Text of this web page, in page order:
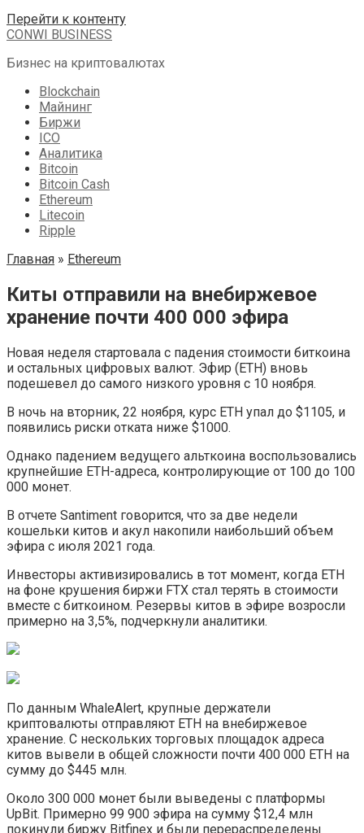
Перейти к контенту
CONWI BUSINESS
Бизнес на криптовалютах
Blockchain
Майнинг
Биржи
ICO
Аналитика
Bitcoin
Bitcoin Cash
Ethereum
Litecoin
Ripple
Главная » Ethereum
Киты отправили на внебиржевое
хранение почти 400 000 эфира
Новая неделя стартовала с падения стоимости биткоина
и остальных цифровых валют. Эфир (ETH) вновь
подешевел до самого низкого уровня с 10 ноября.
В ночь на вторник, 22 ноября, курс ETH упал до $1105, и
появились риски отката ниже $1000.
Однако падением ведущего альткоина воспользовались
крупнейшие ETH-адреса, контролирующие от 100 до 100
000 монет.
В отчете Santiment говорится, что за две недели
кошельки китов и акул накопили наибольший объем
эфира с июля 2021 года.
Инвесторы активизировались в тот момент, когда ETH
на фоне крушения биржи FTX стал терять в стоимости
вместе с биткоином. Резервы китов в эфире возросли
примерно на 3,5%, подчеркнули аналитики.
По данным WhaleAlert, крупные держатели
криптовалюты отправляют ETH на внебиржевое
хранение. С нескольких торговых площадок адреса
китов вывели в общей сложности почти 400 000 ETH на
сумму до $445 млн.
Около 300 000 монет были выведены с платформы
UpBit. Примерно 99 900 эфира на сумму $12,4 млн
покинули биржу Bitfinex и были перераспределены